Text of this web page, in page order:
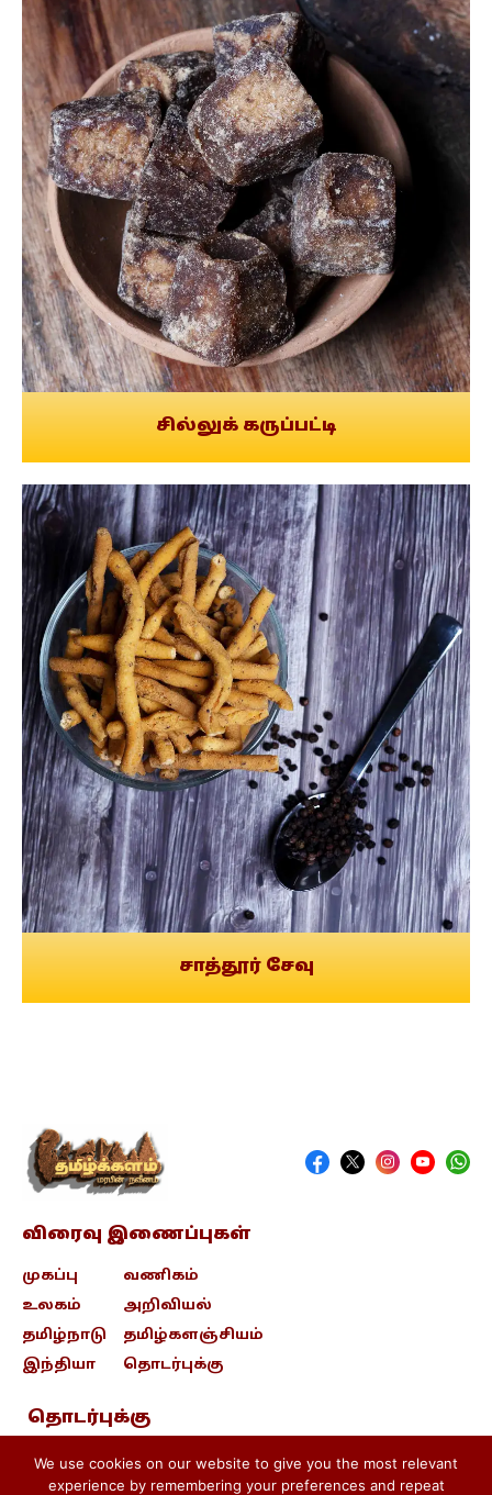
சில்லுக் கருப்பட்டி
சாத்தூர் சேவு
விரைவு இணைப்புகள்
முகப்பு
உலகம்
தமிழ்நாடு
இந்தியா
வணிகம்
அறிவியல்
தமிழ்களஞ்சியம்
தொடர்புக்கு
தொடர்புக்கு
contact@tamizhkalam.com
We use cookies on our website to give you the most relevant
experience by remembering your preferences and repeat